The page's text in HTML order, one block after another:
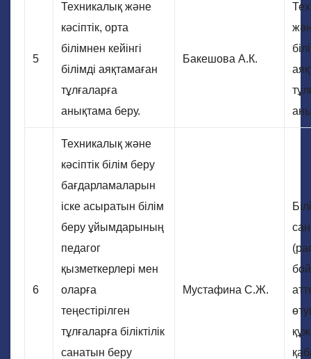
5
Техникалық және
кәсіптік, орта
білімнен кейінгі
білімді аяқтамаған
тұлғаларға
анықтама беру.
Бакешова А.К.
6
Техникалық және
кәсіптік білім беру
бағдарламаларын
іске асыратын білім
беру ұйымдарының
педагог
қызметкерлері мен
оларға
теңестірілген
тұлғаларға біліктілік
санатын беру
Мустафина С.Ж.